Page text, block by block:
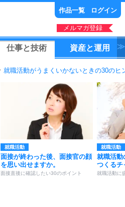
作品一覧 ログイン
メルマガ登録
仕事と技術 資産と運用
就職活動がうまくいかないときの30のヒ
就職活動
面接が終わった後、面接官の顔
を思い出せますか。
面接直後に確認したい30のポイント
就職活動
就職活動
つくるチ
就職活動に